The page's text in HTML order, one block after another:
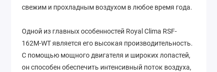
свежим и прохладным воздухом в любое время года.
Одной из главных особенностей Royal Clima RSF-
162M-WT является его высокая производительность.
С помощью мощного двигателя и широких лопастей,
он способен обеспечить интенсивный поток воздуха,